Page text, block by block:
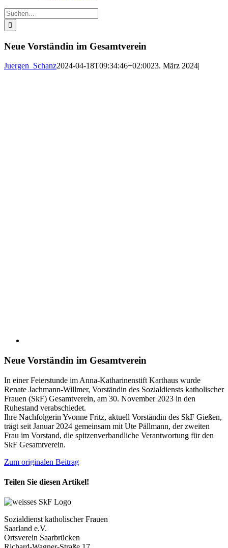
Suche
nach:
Neue Vorständin im Gesamtverein
Juergen_Schanz2024-04-18T09:34:46+02:0023. März 2024|
Neue Vorständin im Gesamtverein
In einer Feierstunde im Anna-Katharinenstift Karthaus wurde
Renate Jachmann-Willmer, Vorständin des Sozialdiensts katholischer
Frauen (SkF) Gesamtverein, am 30. November 2023 in den
Ruhestand verabschiedet.
Ihre Nachfolgerin Yvonne Fritz, aktuell Vorständin des SkF Gießen,
trägt seit Januar 2024 gemeinsam mit Ute Pällmann, der zweiten
Frau im Vorstand, die spitzenverbandliche Verantwortung für den
SkF Gesamtverein.
Zum originalen Beitrag
Teilen Sie diesen Artikel!
Facebook
X
LinkedIn
WhatsApp
E-
Sozialdienst katholischer Frauen
Saarland e.V.
Ortsverein Saarbrücken